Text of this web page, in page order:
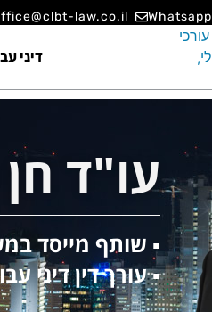
Whatsapp
law.co.il
דיני
עו"ד
▪️ שותף מייסד
▪️ עורך דין דיני